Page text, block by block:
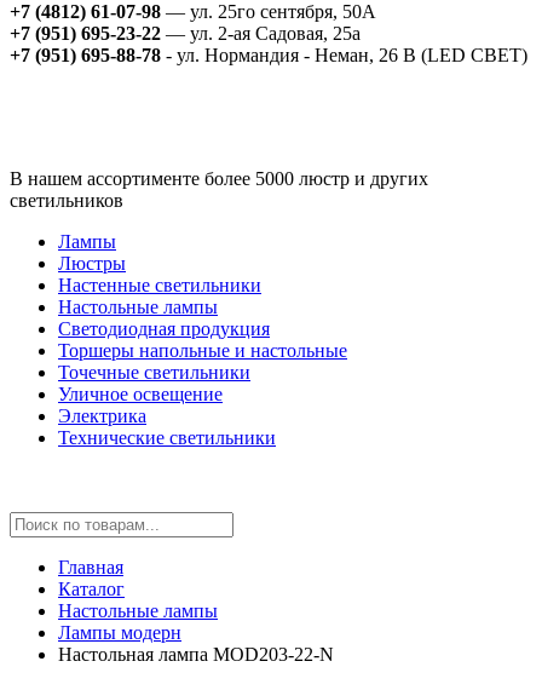
+7 (4812) 61-07-98 — ул. 25го сентября, 50А
+7 (951) 695-23-22 — ул. 2-ая Садовая, 25а
+7 (951) 695-88-78 - ул. Нормандия - Неман, 26 В (LED СВЕТ)
В нашем ассортименте более 5000 люстр и других
светильников
Лампы
Люстры
Настенные светильники
Настольные лампы
Светодиодная продукция
Торшеры напольные и настольные
Точечные светильники
Уличное освещение
Электрика
Технические светильники
Главная
Каталог
Настольные лампы
Лампы модерн
Настольная лампа MOD203-22-N